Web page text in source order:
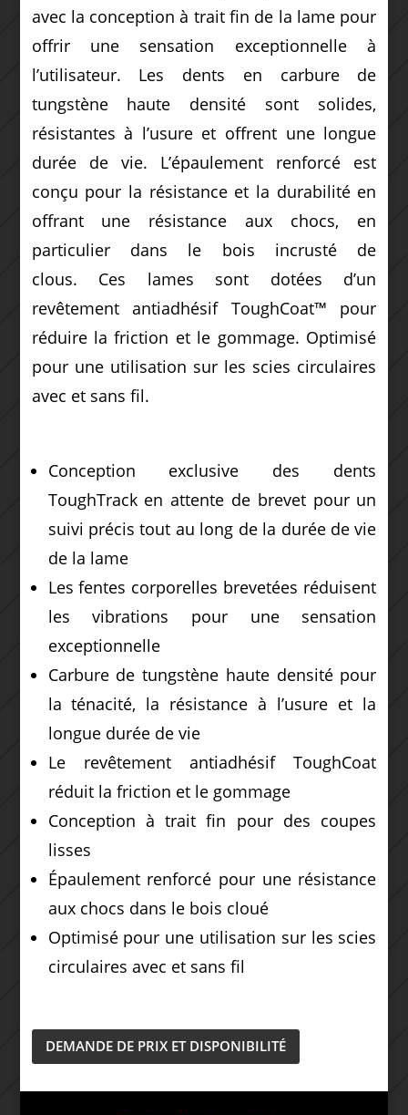
avec la conception à trait fin de la lame pour
offrir une sensation exceptionnelle à
l’utilisateur. Les dents en carbure de
tungstène haute densité sont solides,
résistantes à l’usure et offrent une longue
durée de vie. L’épaulement renforcé est
conçu pour la résistance et la durabilité en
offrant une résistance aux chocs, en
particulier dans le bois incrusté de
clous. Ces lames sont dotées d’un
revêtement antiadhésif ToughCoat™ pour
réduire la friction et le gommage. Optimisé
pour une utilisation sur les scies circulaires
avec et sans fil.
Conception exclusive des dents
ToughTrack en attente de brevet pour un
suivi précis tout au long de la durée de vie
de la lame
Les fentes corporelles brevetées réduisent
les vibrations pour une sensation
exceptionnelle
Carbure de tungstène haute densité pour
la ténacité, la résistance à l’usure et la
longue durée de vie
Le revêtement antiadhésif ToughCoat
réduit la friction et le gommage
Conception à trait fin pour des coupes
lisses
Épaulement renforcé pour une résistance
aux chocs dans le bois cloué
Optimisé pour une utilisation sur les scies
circulaires avec et sans fil
DEMANDE DE PRIX ET DISPONIBILITÉ